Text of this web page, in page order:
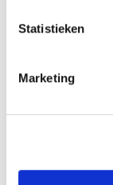
Statistieken
Marketing